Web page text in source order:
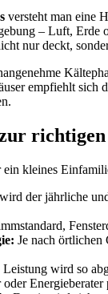
versteht man eine
– Luft,
nur deckt,
empfiehlt
kleines
der jährliche
Je nach örtlichen
wird so
oder